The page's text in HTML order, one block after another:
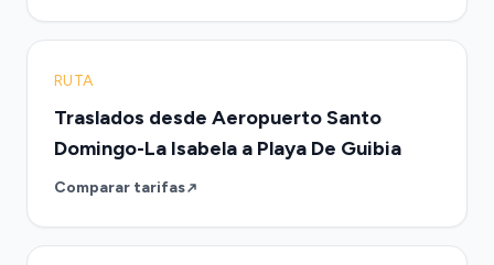
RUTA
Traslados desde Aeropuerto Santo
Domingo-La Isabela a Playa De Guibia
Comparar tarifas